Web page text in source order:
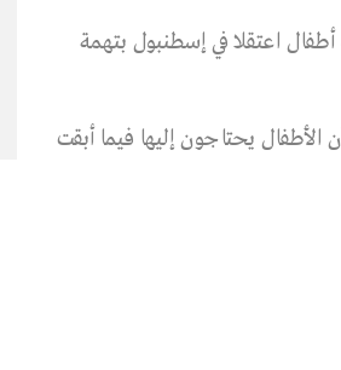
اعتقلا في إسطنبول بتهمة
يحتاجون إليها فيما أبقت